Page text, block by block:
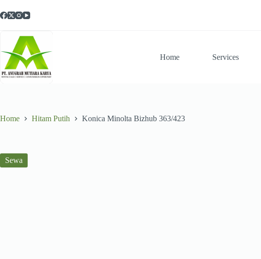
to
content
Home Services
Home Hitam Putih Konica Minolta Bizhub 363/423
Sewa